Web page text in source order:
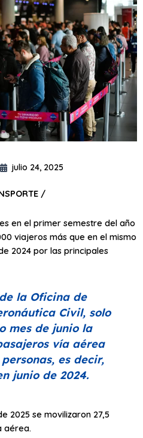
julio 24, 2025
/
en el primer semestre del año
viajeros más que en el mismo
2024 por las principales
la Oficina de
Civil, solo
mes de junio la
vía aérea
es decir,
junio de 2024.
2025 se movilizaron 27,5
aérea.